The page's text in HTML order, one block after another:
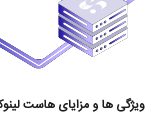
ویژگی ها و مزایای هاست